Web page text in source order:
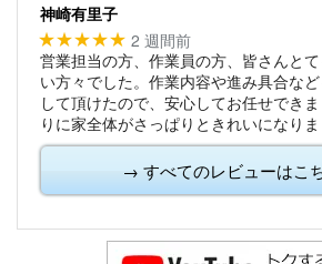
神崎有里子
★★★★★ 2 週間前
営業担当の方、作業員の方、皆さんと
い方々でした。作業内容や進み具合な
して頂けたので、安心してお任せでき
りに家全体がさっぱりときれいになりま
→ すべてのレビューはこ